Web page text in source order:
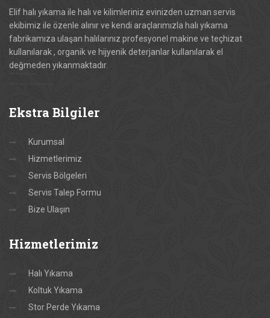
Elif halı yıkama ile halı ve kilimleriniz evinizden uzman servis
ekibimiz ile özenle alınır ve kendi araçlarımızla halı yıkama
fabrikamıza ulaşan halılarınız profesyonel makine ve teçhizat
kullanılarak , organik ve hijyenik deterjanlar kullanılarak el
değmeden yıkanmaktadır.
Ekstra Bilgiler
Kurumsal
Hizmetlerimiz
Servis Bölgeleri
Servis Talep Formu
Bize Ulaşın
Hizmetlerimiz
Halı Yıkama
Koltuk Yıkama
Stor Perde Yıkama